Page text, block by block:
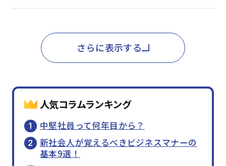
さらに表示する
人気コラムランキング
中堅社員って何年目から？
新社会人が覚えるべきビジネスマナーの
基本9選！